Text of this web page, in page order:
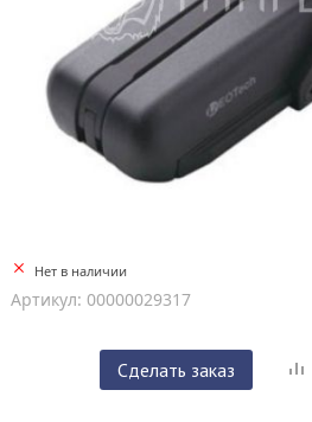
Нет в наличии
Артикул: 00000029317
Сделать заказ